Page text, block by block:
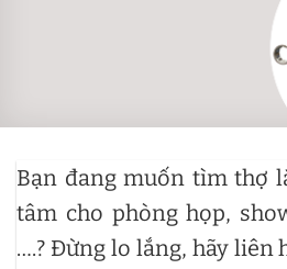
Bạn đang muốn tìm thợ
tâm cho phòng họp,
….? Đừng lo lắng, hãy liên